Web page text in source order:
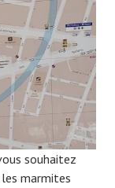
souhaitez
marmites